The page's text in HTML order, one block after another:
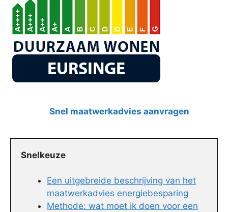
Snel maatwerkadvies aanvragen
Snelkeuze
Een uitgebreide beschrijving van het
maatwerkadvies energiebesparing
Methode: wat moet ik doen voor een